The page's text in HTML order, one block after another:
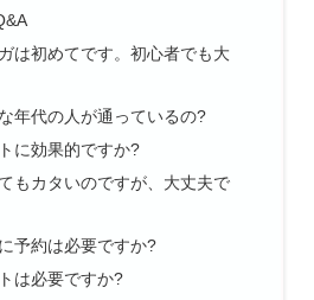
は初めてです。初心者でも大
年代の人が通っているの?
に効果的ですか?
もカタいのですが、大丈夫で
予約は必要ですか?
は必要ですか?